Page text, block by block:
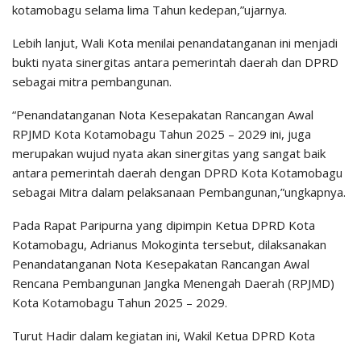
kotamobagu selama lima Tahun kedepan,”ujarnya.
Lebih lanjut, Wali Kota menilai penandatanganan ini menjadi
bukti nyata sinergitas antara pemerintah daerah dan DPRD
sebagai mitra pembangunan.
“Penandatanganan Nota Kesepakatan Rancangan Awal
RPJMD Kota Kotamobagu Tahun 2025 – 2029 ini, juga
merupakan wujud nyata akan sinergitas yang sangat baik
antara pemerintah daerah dengan DPRD Kota Kotamobagu
sebagai Mitra dalam pelaksanaan Pembangunan,”ungkapnya.
Pada Rapat Paripurna yang dipimpin Ketua DPRD Kota
Kotamobagu, Adrianus Mokoginta tersebut, dilaksanakan
Penandatanganan Nota Kesepakatan Rancangan Awal
Rencana Pembangunan Jangka Menengah Daerah (RPJMD)
Kota Kotamobagu Tahun 2025 – 2029.
Turut Hadir dalam kegiatan ini, Wakil Ketua DPRD Kota